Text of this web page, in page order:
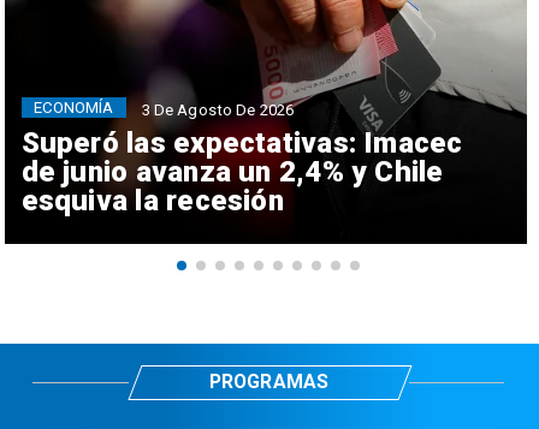
Superó las expectativas: Imacec
de junio avanza un 2,4% y Chile
esquiva la recesión
ECONOMÍA 3 De Agosto De 2026
PROGRAMAS